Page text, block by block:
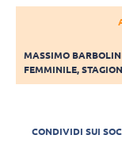
MASSIMO
FEMMINILE,
CONDIVIDI SUI